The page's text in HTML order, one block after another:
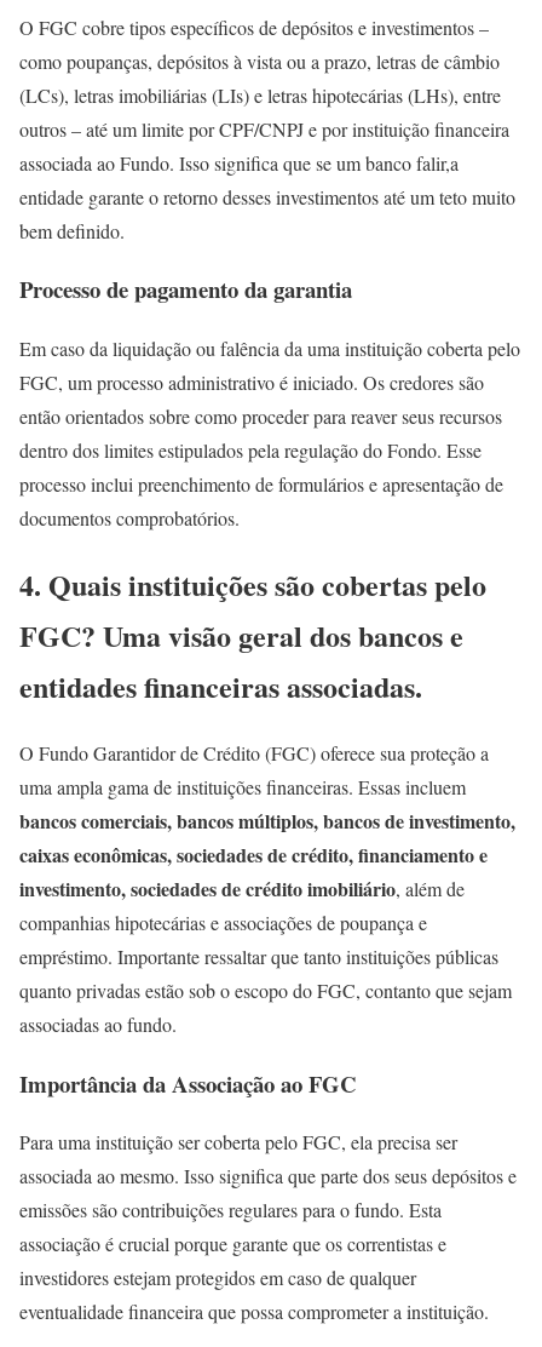
O FGC cobre tipos específicos de depósitos e investimentos –
como poupanças, depósitos à vista ou a prazo, letras de câmbio
(LCs), letras imobiliárias (LIs) e letras hipotecárias (LHs), entre
outros – até um limite por CPF/CNPJ e por instituição financeira
associada ao Fundo. Isso significa que se um banco falir,a
entidade garante o retorno desses investimentos até um teto muito
bem definido.
Processo de pagamento da garantia
Em caso da liquidação ou falência da uma instituição coberta pelo
FGC, um processo administrativo é iniciado. Os credores são
então orientados sobre como proceder para reaver seus recursos
dentro dos limites estipulados pela regulação do Fondo. Esse
processo inclui preenchimento de formulários e apresentação de
documentos comprobatórios.
4. Quais instituições são cobertas pelo
FGC? Uma visão geral dos bancos e
entidades financeiras associadas.
O Fundo Garantidor de Crédito (FGC) oferece sua proteção a
uma ampla gama de instituições financeiras. Essas incluem
bancos comerciais, bancos múltiplos, bancos de investimento,
caixas econômicas, sociedades de crédito, financiamento e
investimento, sociedades de crédito imobiliário, além de
companhias hipotecárias e associações de poupança e
empréstimo. Importante ressaltar que tanto instituições públicas
quanto privadas estão sob o escopo do FGC, contanto que sejam
associadas ao fundo.
Importância da Associação ao FGC
Para uma instituição ser coberta pelo FGC, ela precisa ser
associada ao mesmo. Isso significa que parte dos seus depósitos e
emissões são contribuições regulares para o fundo. Esta
associação é crucial porque garante que os correntistas e
investidores estejam protegidos em caso de qualquer
eventualidade financeira que possa comprometer a instituição.